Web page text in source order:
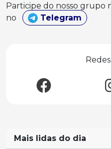
Participe do nosso grupo
no
Telegram
Mais lidas do dia